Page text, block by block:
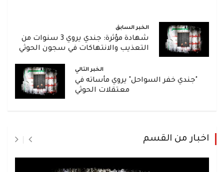
الخبر السابق
شهادة مؤثرة: جندي يروي 3 سنوات من
التعذيب والانتهاكات في سجون الحوثي
الخبر التالي
"جندي خفر السواحل" يروي مأساته في
معتقلات الحوثي
اخبار من القسم